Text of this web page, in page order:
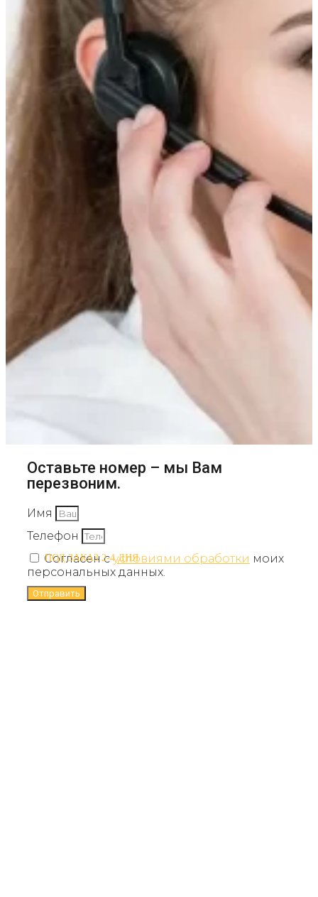
ПОД ЗАКАЗ 2-4 ДНЯ
Оставьте номер – мы Вам
перезвоним.
Имя
Телефон
Согласен сусловиями обработки моих
персональных данных.
Отправить